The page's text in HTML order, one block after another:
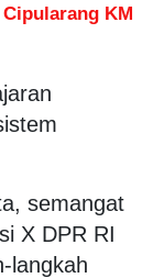
KM
semangat
X DPR RI
langkah